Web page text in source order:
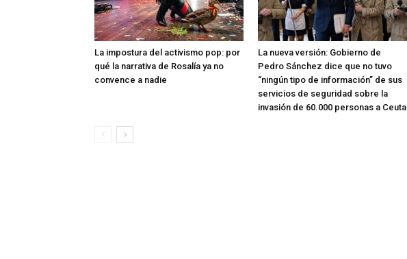
La impostura del activismo pop: por
qué la narrativa de Rosalía ya no
convence a nadie
La nueva versión: Gobierno de
Pedro Sánchez dice que no tuvo
“ningún tipo de información” de sus
servicios de seguridad sobre la
invasión de 60.000 personas a Ceuta